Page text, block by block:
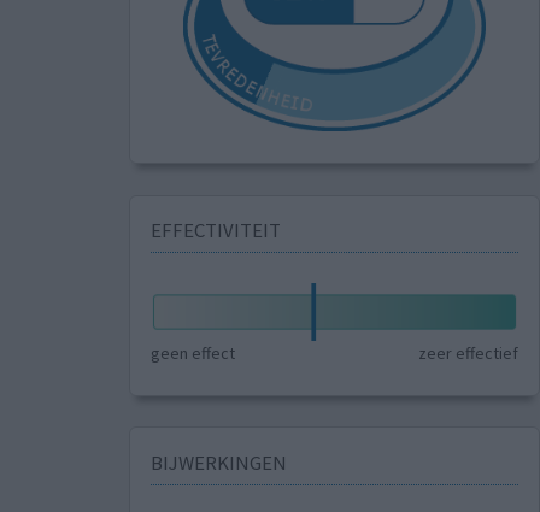
EFFECTIVITEIT
geen effect zeer effectief
BIJWERKINGEN